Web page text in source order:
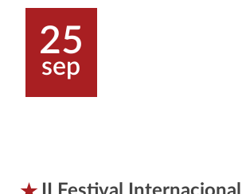
25
sep